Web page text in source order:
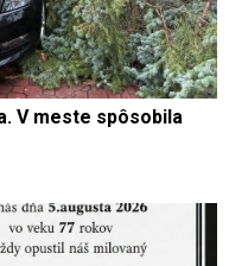
V meste spôsobila